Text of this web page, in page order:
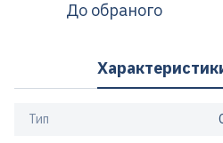
До обраного
Тип